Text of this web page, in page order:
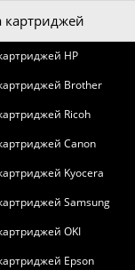
картриджей
HP
Brother
Ricoh
Canon
Kyocera
Samsung
OKI
Epson